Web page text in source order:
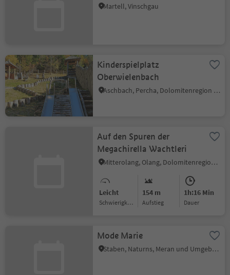
Martell, Vinschgau
Kinderspielplatz
Oberwielenbach
Aschbach, Percha, Dolomitenregion Kronplatz
Auf den Spuren der
Megachirella Wachtleri
Mitterolang, Olang, Dolomitenregion Kronplatz
Leicht
Schwierigkeitsgrad
154 m
Aufstieg
1h:16 Min
Dauer
Mode Marie
Staben, Naturns, Meran und Umgebung